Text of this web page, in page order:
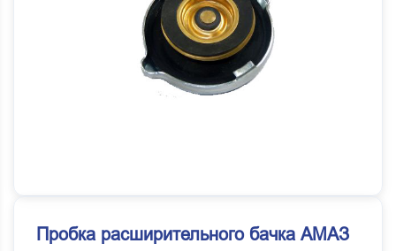
Пробка расширительного бачка АМАЗ